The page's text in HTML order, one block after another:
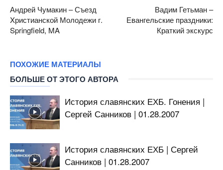
Андрей Чумакин – Съезд
Xристианской Молодежи г.
Springfield, MA
Вадим Гетьман –
Евангельские праздники:
Краткий экскурс
ПОХОЖИЕ МАТЕРИАЛЫ
БОЛЬШЕ ОТ ЭТОГО АВТОРА
История славянских ЕХБ. Гонения |
Сергей Санников | 01.28.2007
История славянских ЕХБ | Сергей
Санников | 01.28.2007